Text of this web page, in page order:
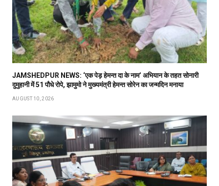
JAMSHEDPUR NEWS: ‘एक पेड़ हेमन्त दा के नाम’ अभियान के तहत सोनारी
दुमुहानी में 51 पौधे रोपे, झामुमो ने मुख्यमंत्री हेमन्त सोरेन का जन्मदिन मनाया
AUGUST 10, 2026